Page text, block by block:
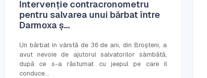
Intervenție contracronometru
pentru salvarea unui bărbat între
Darmoxa ș...
Un bărbat în vârstă de 36 de ani, din Broșteni, a
avut nevoie de ajutorul salvatorilor sâmbătă,
după ce s-a răsturnat cu jeepul pe care îl
conduce...